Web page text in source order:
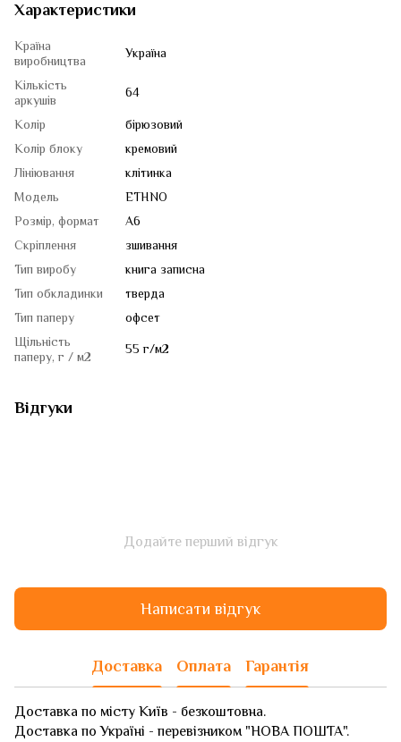
Характеристики
Країна
виробництва
Україна
Кількість
аркушів
64
Колір
бірюзовий
Колір блоку
кремовий
Лініювання
клітинка
Модель
ETHNO
Розмір, формат
A6
Скріплення
зшивання
Тип виробу
книга записна
Тип обкладинки
тверда
Тип паперу
офсет
Щільність
паперу, г / м2
55 г/м2
Відгуки
Додайте перший відгук
Написати відгук
Доставка Оплата Гарантія
Доставка по місту Київ - безкоштовна.
Доставка по Україні - перевізником "НОВА ПОШТА".